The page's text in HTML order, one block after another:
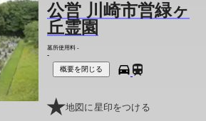
公営 川崎市営緑ヶ
丘霊園
墓所使用料 -
-
概要を閉じる
地図に星印をつける